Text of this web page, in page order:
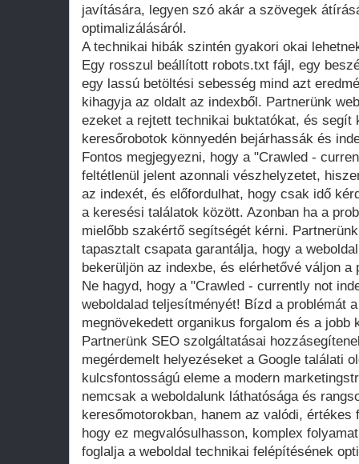
javítására, legyen szó akár a szövegek
optimalizálásáról.
A technikai hibák szintén gyakori okai
Egy rosszul beállított robots.txt fájl, egy
egy lassú betöltési sebesség mind azt
kihagyja az oldalt az indexből. Partnerünk
ezeket a rejtett technikai buktatókat, és segít
keresőrobotok könnyedén bejárhassák és
Fontos megjegyezni, hogy a "Crawled -
feltétlenül jelent azonnali vészhelyzetet,
az indexét, és előfordulhat, hogy csak idő
a keresési találatok között. Azonban ha a
mielőbb szakértő segítségét kérni.
tapasztalt csapata garantálja, hogy a
bekerüljön az indexbe, és elérhetővé váljon
Ne hagyd, hogy a "Crawled - currently not
weboldalad teljesítményét! Bízd a problémát
megnövekedett organikus forgalom és a jobb
Partnerünk SEO szolgáltatásai
megérdemelt helyezéseket a Google találati
kulcsfontosságú eleme a modern
nemcsak a weboldalunk láthatósága és
keresőmotorokban, hanem az valódi, értékes
hogy ez megvalósulhasson, komplex
foglalja a weboldal technikai felépítésének